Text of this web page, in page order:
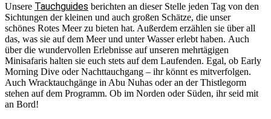
Unsere Tauchguides berichten an dieser Stelle jeden Tag von den
Sichtungen der kleinen und auch großen Schätze, die unser
schönes Rotes Meer zu bieten hat. Außerdem erzählen sie über all
das, was sie auf dem Meer und unter Wasser erlebt haben. Auch
über die wundervollen Erlebnisse auf unseren mehrtägigen
Minisafaris halten sie euch stets auf dem Laufenden. Egal, ob Early
Morning Dive oder Nachttauchgang – ihr könnt es mitverfolgen.
Auch Wracktauchgänge in Abu Nuhas oder an der Thistlegorm
stehen auf dem Programm. Ob im Norden oder Süden, ihr seid mit
an Bord!